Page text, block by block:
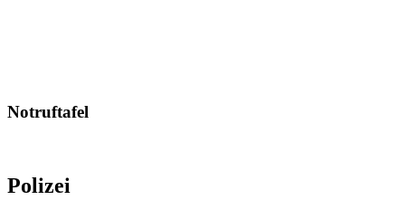
Notruftafel
Polizei